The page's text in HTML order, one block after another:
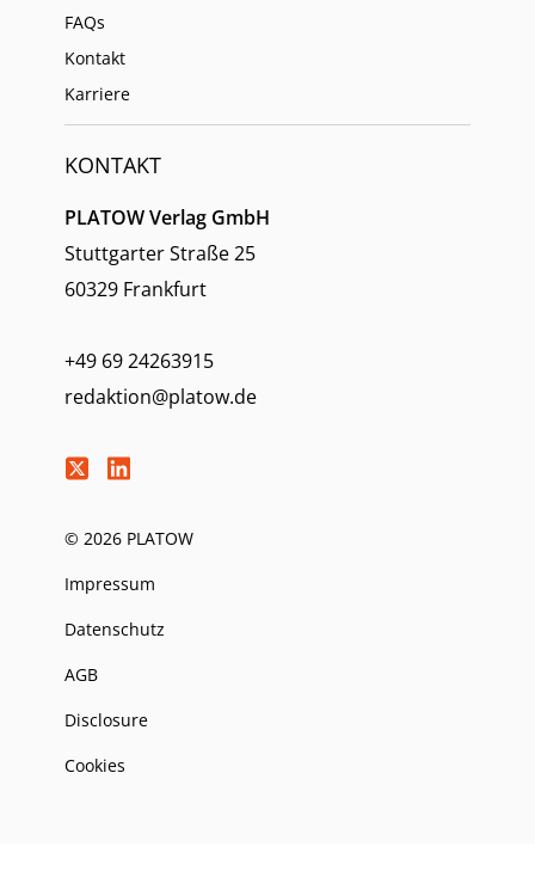
FAQs
Kontakt
Karriere
KONTAKT
PLATOW Verlag GmbH
Stuttgarter Straße 25
60329 Frankfurt
+49 69 24263915
redaktion@platow.de
© 2026 PLATOW
Impressum
Datenschutz
AGB
Disclosure
Cookies